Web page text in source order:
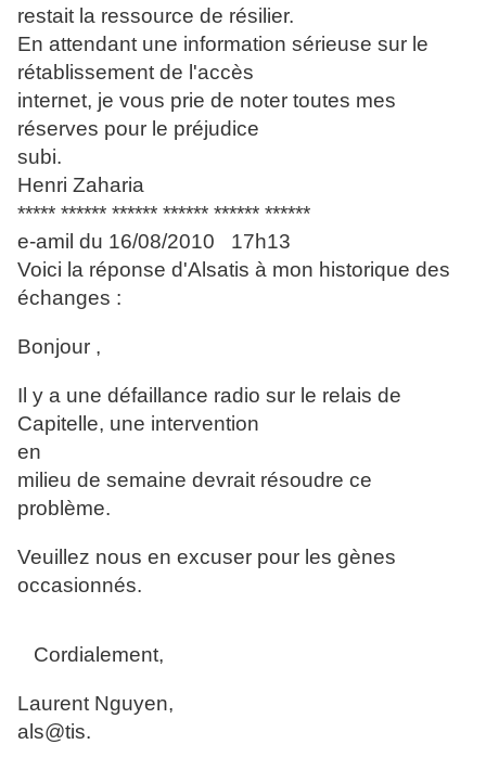
restait la ressource de résilier.
En attendant une information sérieuse sur le
rétablissement de l'accès
internet, je vous prie de noter toutes mes
réserves pour le préjudice
subi.
Henri Zaharia
***** ****** ****** ****** ****** ******
e-amil du 16/08/2010 17h13
Voici la réponse d'Alsatis à mon historique des
échanges :
Bonjour ,
Il y a une défaillance radio sur le relais de
Capitelle, une intervention
en
milieu de semaine devrait résoudre ce
problème.
Veuillez nous en excuser pour les gènes
occasionnés.
Cordialement,
Laurent Nguyen,
als@tis.